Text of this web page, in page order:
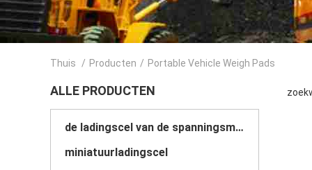
Thuis / Producten / Portable Vehicle Weigh Pads
ALLE PRODUCTEN
de ladingscel van de spanningsmaat
miniatuurladingscel